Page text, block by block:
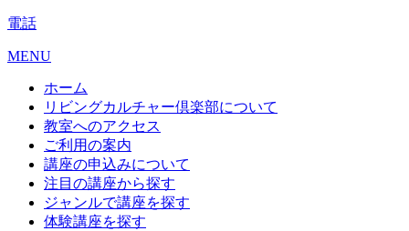
電話
MENU
ホーム
リビングカルチャー倶楽部について
教室へのアクセス
ご利用の案内
講座の申込みについて
注目の講座から探す
ジャンルで講座を探す
体験講座を探す